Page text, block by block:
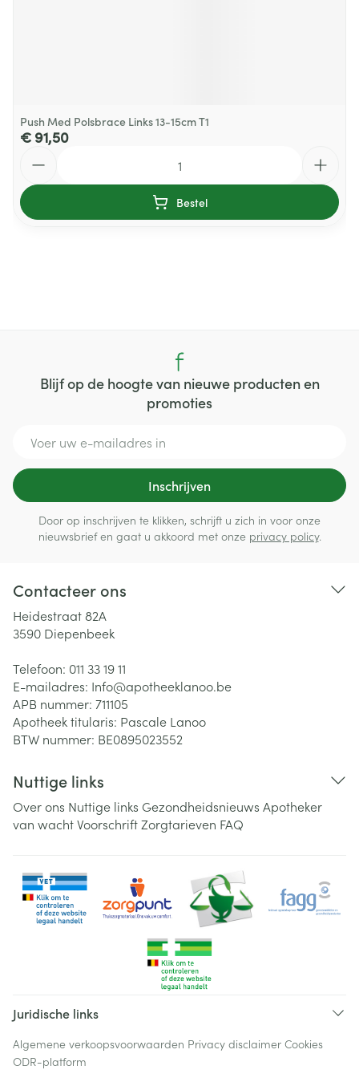
Push Med Polsbrace Links 13-15cm T1
€ 91,50
Bestel
Blijf op de hoogte van nieuwe producten en
promoties
Inschrijven
Door op inschrijven te klikken, schrijft u zich in voor onze
nieuwsbrief en gaat u akkoord met onze privacy policy.
Contacteer ons
Heidestraat 82A
3590 Diepenbeek
Telefoon: 011 33 19 11
E-mailadres: Info@apotheeklanoo.be
APB nummer: 711105
Apotheek titularis: Pascale Lanoo
BTW nummer: BE0895023552
Nuttige links
Over ons Nuttige links Gezondheidsnieuws Apotheker
van wachtVoorschriftZorgtarieven FAQ
Juridische links
Algemene verkoopsvoorwaarden Privacy disclaimer Cookies
ODR-platform